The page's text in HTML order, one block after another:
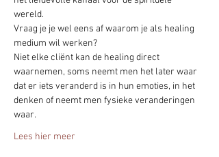
wereld.
Vraag je je wel eens af waarom je als healing
medium wil werken?
Niet elke cliënt kan de healing direct
waarnemen, soms neemt men het later waar
dat er iets veranderd is in hun emoties, in het
denken of neemt men fysieke veranderingen
waar.
Lees hier meer